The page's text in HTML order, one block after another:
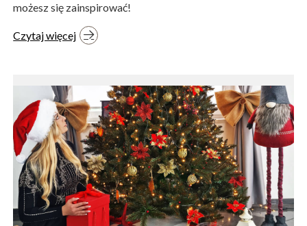
możesz się zainspirować!
Czytaj więcej